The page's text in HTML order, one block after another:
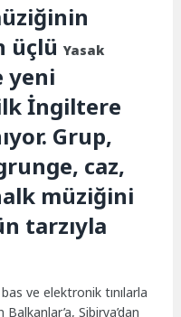
üçlüYasak
yeni
İngiltere
Grup,
caz,
müziğini
tarzıyla
ve elektronik tınılarla
Sibirya’dan